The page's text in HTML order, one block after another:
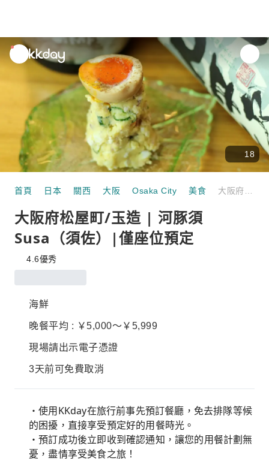
unread
notifications
18
首頁 日本 關西 大阪 Osaka City 美食
大阪府松屋町/玉造 | 河豚須
Susa（須佐）|僅座位預定
4.6優秀
海鮮
晚餐平均 : ￥5,000～￥5,999
現場請出示電子憑證
3天前可免費取消
・使用KKday在旅行前事先預訂餐廳，免去排隊等候
的困擾，直接享受預定好的用餐時光。
・預訂成功後立即收到確認通知，讓您的用餐計劃無
憂，盡情享受美食之旅！